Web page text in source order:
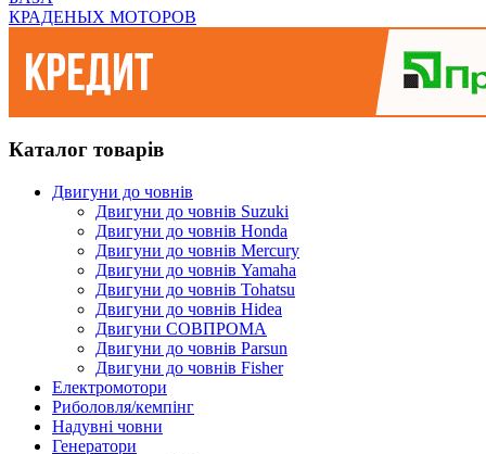
КРАДЕНЫХ МОТОРОВ
Каталог товарів
Двигуни до човнів
Двигуни до човнів Suzuki
Двигуни до човнів Honda
Двигуни до човнів Mercury
Двигуни до човнів Yamaha
Двигуни до човнів Tohatsu
Двигуни до човнів Hidea
Двигуни СОВПРОМА
Двигуни до човнів Parsun
Двигуни до човнів Fisher
Електромотори
Риболовля/кемпінг
Надувні човни
Генератори